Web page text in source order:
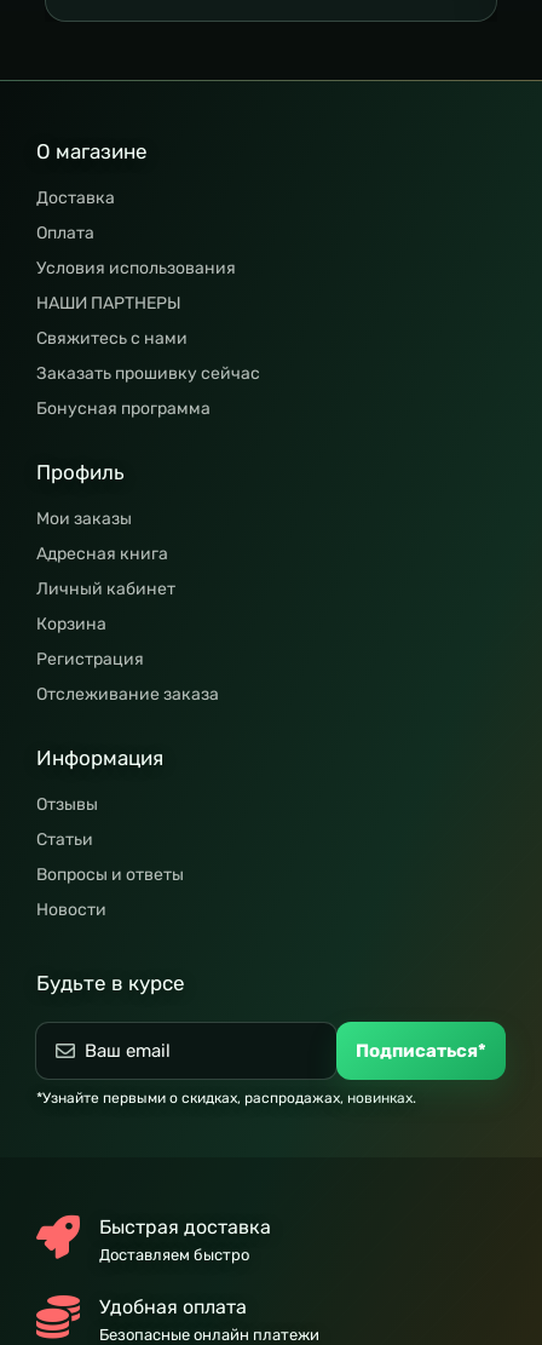
О магазине
Доставка
Оплата
Условия использования
НАШИ ПАРТНЕРЫ
Свяжитесь с нами
Заказать прошивку сейчас
Бонусная программа
Профиль
Мои заказы
Адресная книга
Личный кабинет
Корзина
Регистрация
Отслеживание заказа
Информация
Отзывы
Статьи
Вопросы и ответы
Новости
Будьте в курсе
Подписаться*
*Узнайте первыми о скидках, распродажах, новинках.
Быстрая доставка
Доставляем быстро
Удобная оплата
Безопасные онлайн платежи